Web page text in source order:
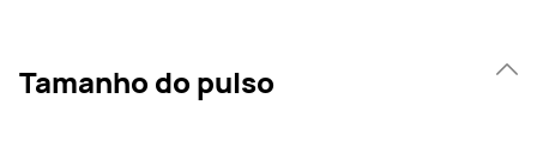
Tamanho do pulso